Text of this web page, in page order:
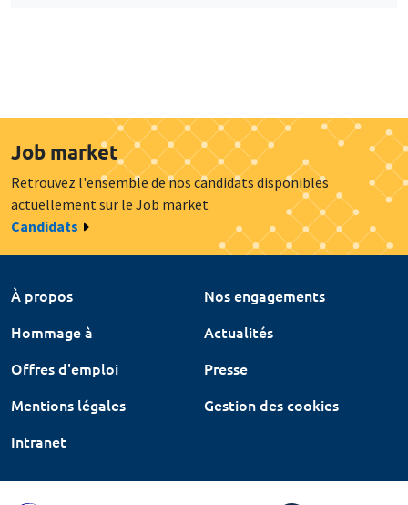
Job market
Retrouvez l'ensemble de nos candidats disponibles
actuellement sur le Job market
Candidats
À propos
Nos engagements
Hommage à
Actualités
Offres d'emploi
Presse
Mentions légales
Gestion des cookies
Intranet